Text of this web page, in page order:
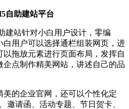
自助建站平台
站针对小白用户设计，零编
用户可以选择通栏组装网页，进
拖放元素进行页面布局，发挥自
点制作精美网站，讲述自己的品
的企业官网，还可以个性化定
邀请函、活动专题、节日贺卡、